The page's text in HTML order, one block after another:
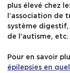
plus élevé chez
l’association de
système
de l’autisme, etc.
Pour en savoir
épilepsies en